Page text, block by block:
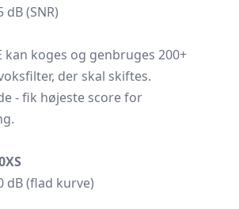
(SNR)
kan koges og genbruges 200+
der skal skiftes.
- fik højeste score for
dB (flad kurve)